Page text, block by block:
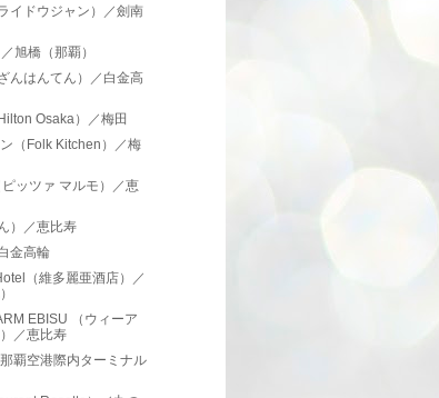
イドウジャン）／劍南
旭橋（那覇）
んはんてん）／白金高
Osaka）／梅田
（Folk Kitchen）／梅
ッツァ マルモ）／恵
）／恵比寿
金高輪
（維多麗亜酒店）／
EBISU （ウィーア
／恵比寿
覇空港際内ターミナル